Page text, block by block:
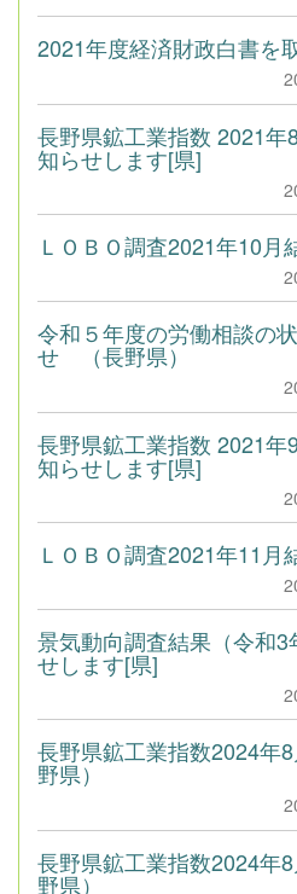
2021年度経済財政白書を
長野県鉱工業指数 2021年
知らせします[県]
ＬＯＢＯ調査2021年10月
令和５年度の労働相談の
せ （長野県）
長野県鉱工業指数 2021年
知らせします[県]
ＬＯＢＯ調査2021年11月
景気動向調査結果（令和3
せします[県]
長野県鉱工業指数2024
野県）
長野県鉱工業指数2024
野県）